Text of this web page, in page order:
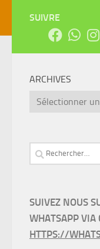
SUIVRE
ARCHIVES
Archives
Rechercher :
SUIVEZ NOUS
WHATSAPP VIA
HTTPS://